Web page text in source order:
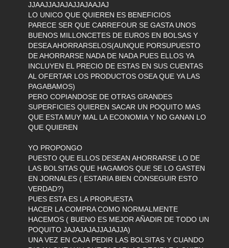
JJAAJJAJAJAJJAJAAJAJ
LO UNICO QUE QUIEREN ES BENEFICIOS
PARECE SER QUE CARREFOUR SE GASTA UNOS
BUENOS MILLONCETES DE EUROS EN BOLSAS Y
DESEA AHORRARSELOS(AUNQUE PORSUPUESTO
DE AHORRARSE NADA DE NADA PUES ELLOS YA
INCLUYEN EL PRECIO DE ESTAS EN SUS CUENTAS
AL OFERTAR LOS PRODUCTOS OSEA QUE YA LAS
PAGABAMOS)
PERO COPIANDOSE DE OTRAS GRANDES
SUPERFICIES QUIEREN SACAR UN POQUITO MAS
QUE ESTA MUY MAL LA ECONOMIA Y NO GANAN LO
QUE QUIEREN
YO PROPONGO
PUESTO QUE ELLOS DESEAN AHORRARSE LO DE
LAS BOLSITAS QUE HAGAMOS QUE SE LO GASTEN
EN JORNALES ( ESTARIA BIEN CONSEGUIR ESTO
VERDAD?)
PUES ESTA ES LA PROPUESTA
HACER LA COMPRA COMO NORMALMENTE
HACEMOS ( BUENO ES MEJOR AÑADIR DE TODO UN
POQUITO JAJAJAJAJJAJAJJA)
UNA VEZ EN CAJA PEDIR LAS BOLSITAS Y CUANDO